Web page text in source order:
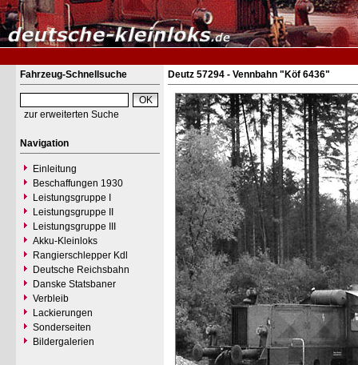
Fahrzeug-Schnellsuche
zur erweiterten Suche
Navigation
Einleitung
Beschaffungen 1930
Leistungsgruppe I
Leistungsgruppe II
Leistungsgruppe III
Akku-Kleinloks
Rangierschlepper Kdl
Deutsche Reichsbahn
Danske Statsbaner
Verbleib
Lackierungen
Sonderseiten
Bildergalerien
Deutz 57294 - Vennbahn "Köf 6436"